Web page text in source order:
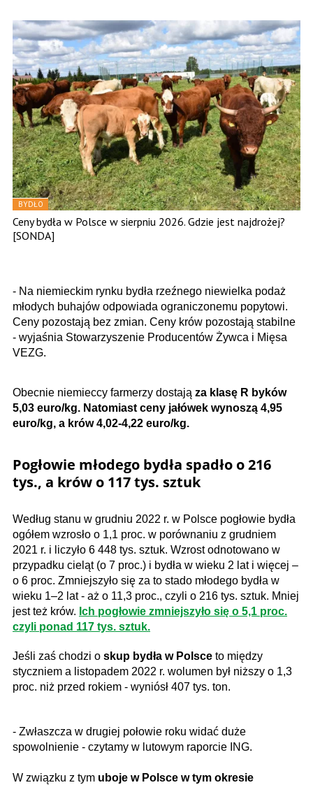
BYDŁO
Ceny bydła w Polsce w sierpniu 2026. Gdzie jest najdrożej?
[SONDA]
- Na niemieckim rynku bydła rzeźnego niewielka podaż
młodych buhajów odpowiada ograniczonemu popytowi.
Ceny pozostają bez zmian. Ceny krów pozostają stabilne
- wyjaśnia Stowarzyszenie Producentów Żywca i Mięsa
VEZG.
Obecnie niemieccy farmerzy dostają za klasę R byków
5,03 euro/kg. Natomiast ceny jałówek wynoszą 4,95
euro/kg, a krów 4,02-4,22 euro/kg.
Pogłowie młodego bydła spadło o 216
tys., a krów o 117 tys. sztuk
Według stanu w grudniu 2022 r. w Polsce pogłowie bydła
ogółem wzrosło o 1,1 proc. w porównaniu z grudniem
2021 r. i liczyło 6 448 tys. sztuk. Wzrost odnotowano w
przypadku cieląt (o 7 proc.) i bydła w wieku 2 lat i więcej –
o 6 proc. Zmniejszyło się za to stado młodego bydła w
wieku 1–2 lat - aż o 11,3 proc., czyli o 216 tys. sztuk. Mniej
jest też krów. Ich pogłowie zmniejszyło się o 5,1 proc.
czyli ponad 117 tys. sztuk.
Jeśli zaś chodzi o skup bydła w Polsce to między
styczniem a listopadem 2022 r. wolumen był niższy o 1,3
proc. niż przed rokiem - wyniósł 407 tys. ton.
- Zwłaszcza w drugiej połowie roku widać duże
spowolnienie - czytamy w lutowym raporcie ING.
W związku z tym uboje w Polsce w tym okresie